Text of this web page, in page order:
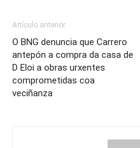
Artículo anterior
O BNG denuncia que Carrero
antepón a compra da casa de
D Eloi a obras urxentes
comprometidas coa
veciñanza